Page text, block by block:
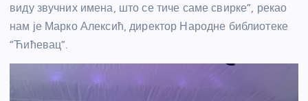
виду звучних имена, што се тиче саме свирке”, рекао
нам је Марко Алексић, директор Народне библиотеке
“Ћићевац”.